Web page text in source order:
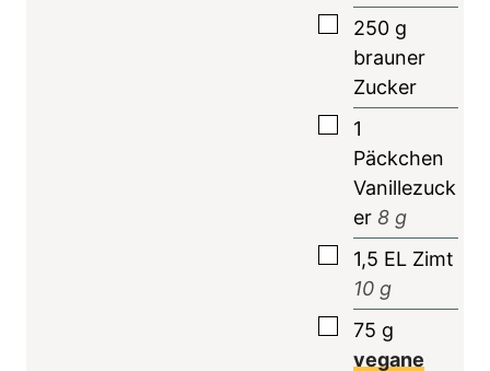
▢
250 g
brauner
Zucker
▢
1
Päckchen
Vanillezuck
er 8 g
▢
1,5 EL Zimt
10 g
▢
75 g
vegane